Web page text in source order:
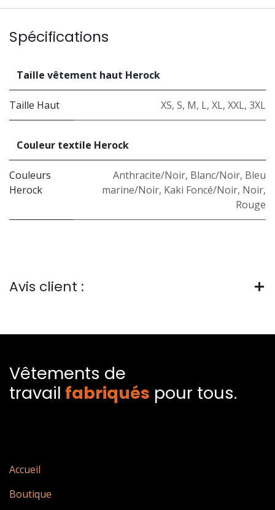
Spécifications
Taille vêtement haut Herock
Taille Haut XS, S, M, L, XL, XXL, 3XL
Couleur textile Herock
Couleurs
Herock
Anthracite/Noir, Blanc/Noir, Bleu
marine/Noir, Kaki Foncé/Noir, Noir,
Rouge
Avis client :
Vêtements de
travail fabriqués​ pour tous.
Accueil
Boutique